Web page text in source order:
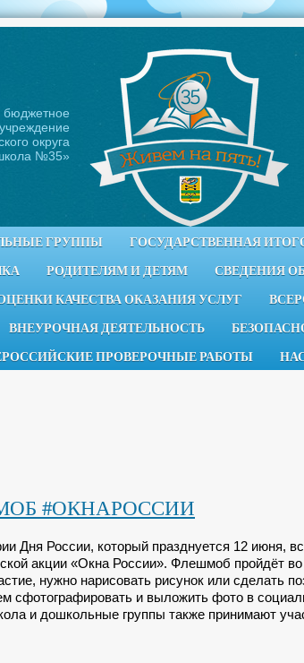
бюджетное
округа
№35»
ГРУППЫ ГОСУДАРСТВЕННАЯ
РОДИТЕЛЯМ И ДЕТЯМ
СВЕДЕНИЯ
КАЧЕСТВА ОКАЗАНИЯ УСЛУГ
ВНЕУРОЧНАЯ ДЕЯТЕЛЬНОСТЬ
ПРОВЕРОЧНЫЕ РАБОТЫ
#ОКНАРОССИИ
Дня России, который празднуется 12 июня,
акции «Окна России». Флешмоб пройдёт
нужно нарисовать рисунок или сделать
сфотографировать и выложить фото в
и дошкольные группы также принимают